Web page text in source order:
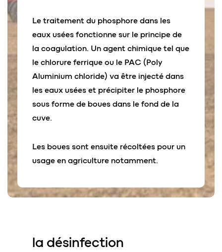
Le traitement du phosphore dans les
eaux usées fonctionne sur le principe de
la coagulation. Un agent chimique tel que
le chlorure ferrique ou le PAC (Poly
Aluminium chloride) va être injecté dans
les eaux usées et précipiter le phosphore
sous forme de boues dans le fond de la
cuve.
Les boues sont ensuite récoltées pour un
usage en agriculture notamment.
la désinfection